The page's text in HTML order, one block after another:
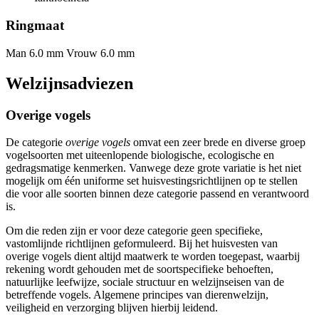
Ringmaat
Man 6.0 mm Vrouw 6.0 mm
Welzijnsadviezen
Overige vogels
De categorie overige vogels omvat een zeer brede en diverse groep
vogelsoorten met uiteenlopende biologische, ecologische en
gedragsmatige kenmerken. Vanwege deze grote variatie is het niet
mogelijk om één uniforme set huisvestingsrichtlijnen op te stellen
die voor alle soorten binnen deze categorie passend en verantwoord
is.
Om die reden zijn er voor deze categorie geen specifieke,
vastomlijnde richtlijnen geformuleerd. Bij het huisvesten van
overige vogels dient altijd maatwerk te worden toegepast, waarbij
rekening wordt gehouden met de soortspecifieke behoeften,
natuurlijke leefwijze, sociale structuur en welzijnseisen van de
betreffende vogels. Algemene principes van dierenwelzijn,
veiligheid en verzorging blijven hierbij leidend.